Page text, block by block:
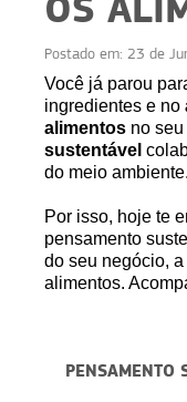
Postado em: 23 de
Você já parou
ingredientes e no
alimentos no seu
sustentável
do meio ambiente.
Por isso, hoje te
pensamento
do seu negócio,
alimentos.
PENSAMENTO